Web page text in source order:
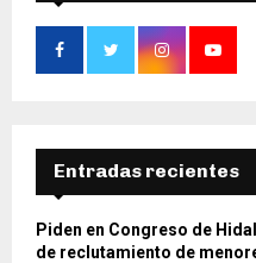
Entradas recientes
Piden en Congreso de
de reclutamiento de